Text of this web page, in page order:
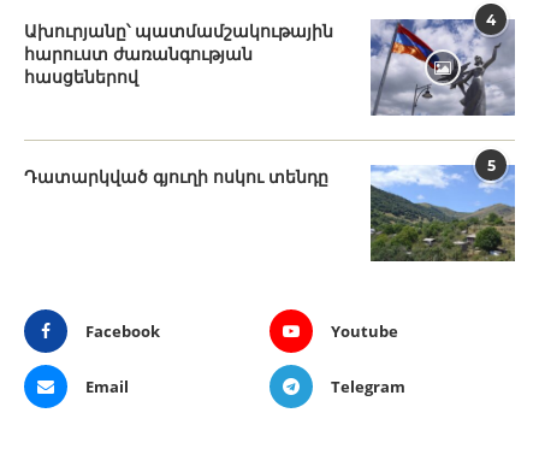
4
Ախուրյանը՝ պատմամշակութային
հարուստ ժառանգության
հասցեներով
5
Դատարկված գյուղի ոսկու տենդը
Facebook Youtube
Email Telegram